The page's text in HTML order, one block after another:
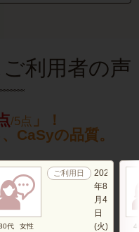
利用者の声
/5点 」！
CaSyの品質。
代 女性
ご利用日
2026
年8
月4
日
(火)